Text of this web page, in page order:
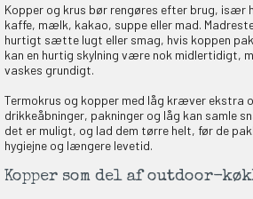
Kopper og krus bør rengøres efter brug,
kaffe, mælk, kakao, suppe eller mad.
hurtigt sætte lugt eller smag, hvis koppen
kan en hurtig skylning være nok midlertidigt,
vaskes grundigt.
Termokrus og kopper med låg kræver ekstra
drikkeåbninger, pakninger og låg kan samle
det er muligt, og lad dem tørre helt, før de
hygiejne og længere levetid.
Kopper som del af outdoor-